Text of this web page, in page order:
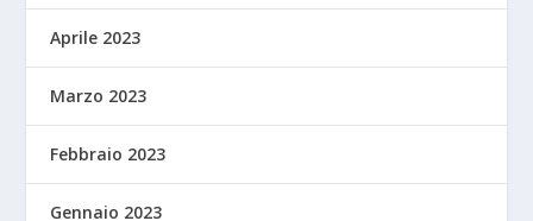
Aprile 2023
Marzo 2023
Febbraio 2023
Gennaio 2023